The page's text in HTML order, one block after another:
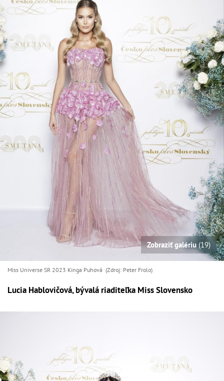
Zobraziť galériu (19)
Miss Universe SR 2023 Kinga Puhová (Zdroj: Peter Frolo)
Lucia Hablovičová, bývalá riaditeľka Miss Slovensko